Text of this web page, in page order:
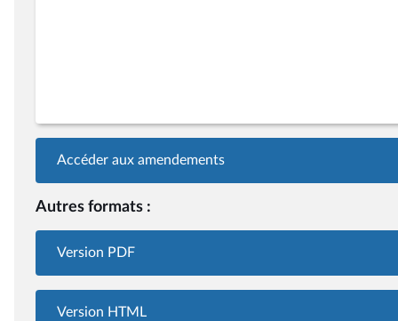
Accéder aux amendements
Autres formats :
Version PDF
Version HTML